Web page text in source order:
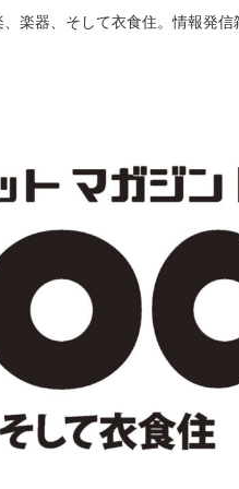
楽器、そして衣食住。情報発信